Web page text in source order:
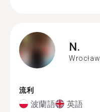
N.
Wrocław
流利
波蘭語 英語